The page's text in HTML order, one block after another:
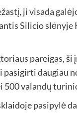
ji visada
Silicio slėnyje
pareigas, ši
pasigirti daugiau
500 valandų
pasipylė